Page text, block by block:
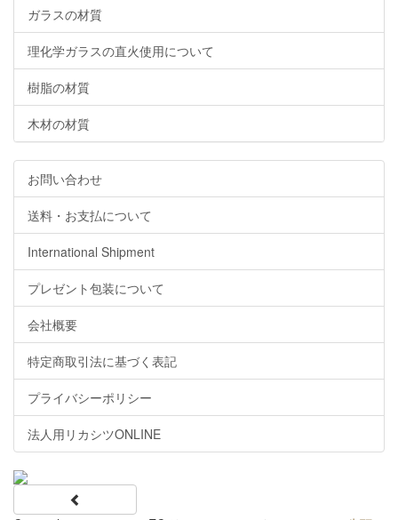
ガラスの材質
理化学ガラスの直火使用について
樹脂の材質
木材の材質
お問い合わせ
送料・お支払について
International Shipment
プレゼント包装について
会社概要
特定商取引法に基づく表記
プライバシーポリシー
法人用リカシツONLINE